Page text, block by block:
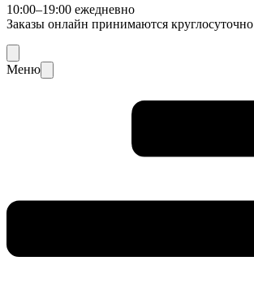
10:00–19:00 ежедневно
Заказы онлайн принимаются круглосуточно
Меню